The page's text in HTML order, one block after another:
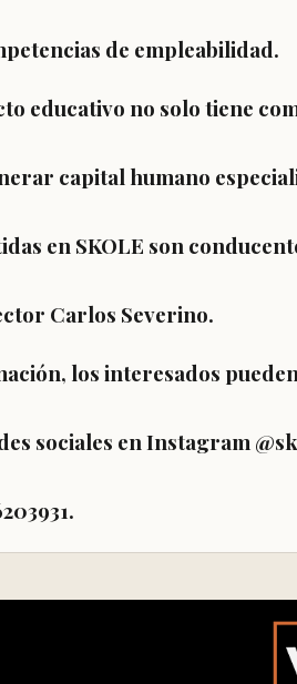
de empleabilidad.
educativo no solo tiene
capital humano
en SKOLE son
Carlos Severino.
los interesados
sociales en Instagram